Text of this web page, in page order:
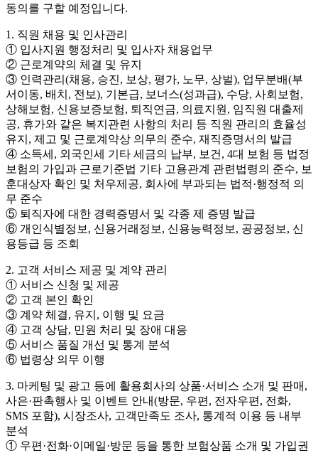
동의를 구할 예정입니다.
1. 직원 채용 및 인사관리
① 입사지원 행정처리 및 입사자 채용업무
② 근로계약의 체결 및 유지
③ 인력관리(채용, 승진, 보상, 평가, 노무, 상벌), 업무분배(부
서이동, 배치, 전보), 기본급, 보너스(성과급), 수당, 사회보험,
상해보험, 신용보증보험, 퇴직연금, 의료지원, 임직원 대출제
공, 휴가와 같은 복지관련 사항의 처리 등 직원 관리의 효율성
유지, 제고 및 근로계약상 의무의 준수, 재직증명서의 발급
④ 소득세, 외국인세 기타 세금의 납부, 보건, 4대 보험 등 법정
보험의 가입과 근로기준법 기타 고용관계 관련법령의 준수, 보
훈대상자 확인 및 처우제공, 회사에 부과되는 법적·행정적 의
무 준수
⑤ 퇴직자에 대한 경력증명서 및 각종 제 증명 발급
⑥ 개인식별정보, 신용거래정보, 신용능력정보, 공공정보, 신
용등급 등 조회
2. 고객 서비스 제공 및 계약 관리
① 서비스 신청 및 제공
② 고객 본인 확인
③ 계약 체결, 유지, 이행 및 요금
④ 고객 상담, 민원 처리 및 장애 대응
⑤ 서비스 품질 개선 및 통계 분석
⑥ 법령상 의무 이행
3. 마케팅 및 광고 등에 활용회사의 상품·서비스 소개 및 판매,
사은·판촉행사 및 이벤트 안내(방문, 우편, 전자우편, 전화,
SMS 포함), 시장조사, 고객만족도 조사, 통계적 이용 등 내부
분석
① 우편·전화·이메일·방문 등을 통한 보험상품 소개 및 가입권